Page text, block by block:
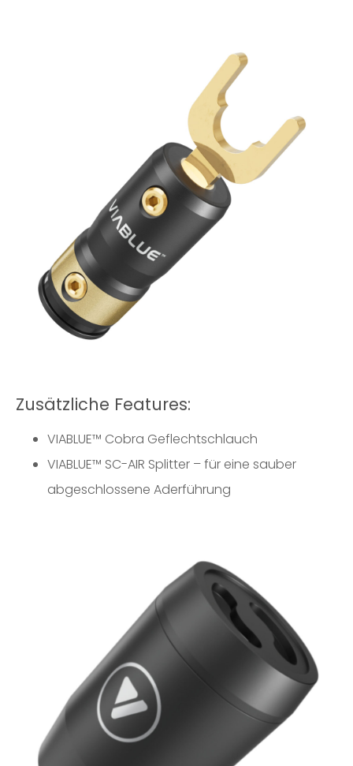
Zusätzliche Features:
VIABLUE™ Cobra Geflechtschlauch
VIABLUE™ SC-AIR Splitter – für eine sauber
abgeschlossene Aderführung